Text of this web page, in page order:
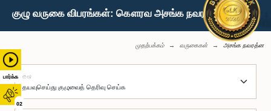
பார்க்க
02
குழு வருகை விபரங்கள்: கௌரவ அசங்க நவரத்ன, பா.உ.
முதற்பக்கம் வருகைகள் அசங்க நவரத்ன
குழு